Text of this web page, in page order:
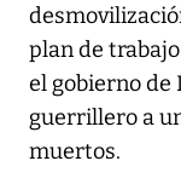
plan de
el gobierno de
guerrillero a
muertos.